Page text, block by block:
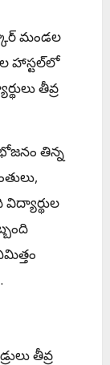
మండల
హాస్టల్‌లో
తీవ్ర
తిన్న
తీవ్ర